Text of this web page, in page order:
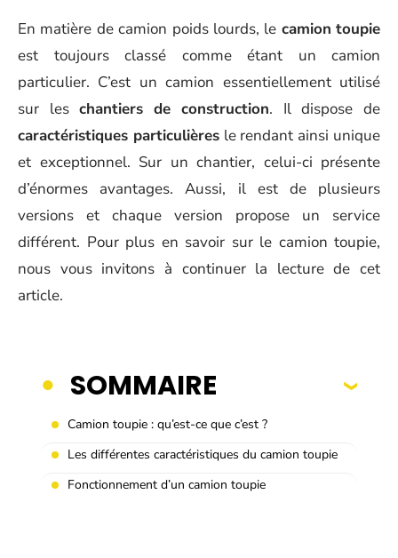
En matière de camion poids lourds, le camion toupie
est toujours classé comme étant un camion
particulier. C’est un camion essentiellement utilisé
sur leschantiers de construction. Il dispose de
caractéristiques particulièresle rendant ainsi unique
et exceptionnel. Sur un chantier, celui-ci présente
d’énormes avantages. Aussi, il est de plusieurs
versions et chaque version propose un service
différent. Pour plus en savoir sur le camion toupie,
nous vous invitons à continuer la lecture de cet
article.
SOMMAIRE
Camion toupie : qu’est-ce que c’est ?
Les différentes caractéristiques du camion toupie
Fonctionnement d’un camion toupie